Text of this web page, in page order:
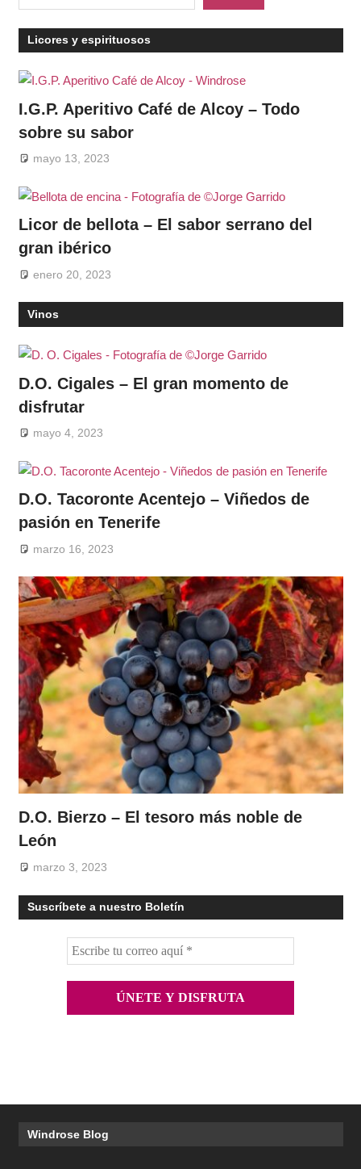
Licores y espirituosos
I.G.P. Aperitivo Café de Alcoy – Todo
sobre su sabor
mayo 13, 2023
Licor de bellota – El sabor serrano del
gran ibérico
enero 20, 2023
Vinos
D.O. Cigales – El gran momento de
disfrutar
mayo 4, 2023
D.O. Tacoronte Acentejo – Viñedos de
pasión en Tenerife
marzo 16, 2023
D.O. Bierzo – El tesoro más noble de
León
marzo 3, 2023
Suscríbete a nuestro Boletín
Windrose Blog